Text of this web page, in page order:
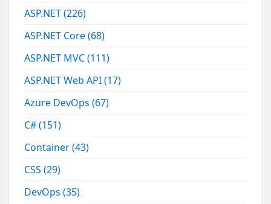
ASP.NET(226)
ASP.NET Core(68)
ASP.NET MVC(111)
ASP.NET Web API(17)
Azure DevOps(67)
C#(151)
Container(43)
CSS(29)
DevOps(35)